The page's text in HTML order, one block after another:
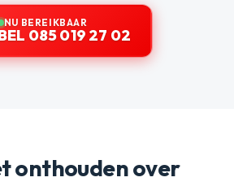
NU BEREIKBAAR
085 019 27 02
onthouden over